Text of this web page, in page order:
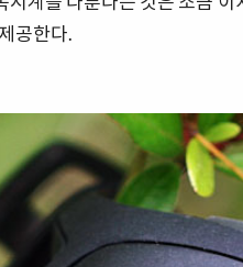
공한다.